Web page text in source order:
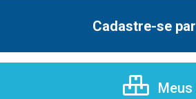
Cadastre-se